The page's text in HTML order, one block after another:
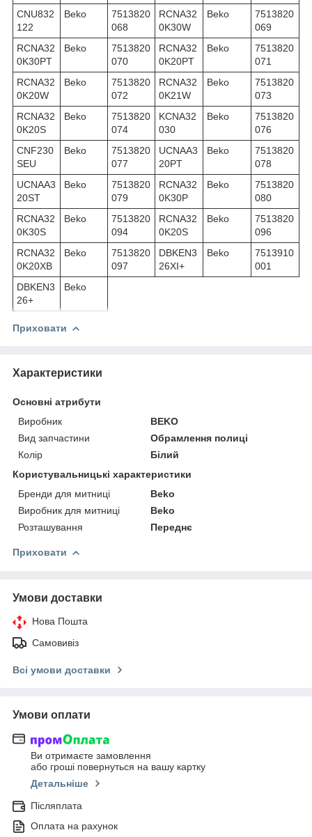
CNU832
122
Beko
7513820
068
RCNA32
0K30W
Beko
7513820
069
RCNA32
0K30PT
Beko
7513820
070
RCNA32
0K20PT
Beko
7513820
071
RCNA32
0K20W
Beko
7513820
072
RCNA32
0K21W
Beko
7513820
073
RCNA32
0K20S
Beko
7513820
074
KCNA32
030
Beko
7513820
076
CNF230
SEU
Beko
7513820
077
UCNAA3
20PT
Beko
7513820
078
UCNAA3
20ST
Beko
7513820
079
RCNA32
0K30P
Beko
7513820
080
RCNA32
0K30S
Beko
7513820
094
RCNA32
0K20S
Beko
7513820
096
RCNA32
0K20XB
Beko
7513820
097
DBKEN3
26XI+
Beko
7513910
001
DBKEN3
26+
Beko
Приховати
Характеристики
Основні атрибути
Виробник
BEKO
Вид запчастини
Обрамлення полиці
Колір
Білий
Користувальницькі характеристики
Бренди для митниці
Beko
Виробник для митниці
Beko
Розташування
Переднє
Приховати
Умови доставки
Нова Пошта
Самовивіз
Всі умови доставки
Умови оплати
Ви отримаєте замовлення
або гроші повернуться на вашу картку
Детальніше
Післяплата
Оплата на рахунок